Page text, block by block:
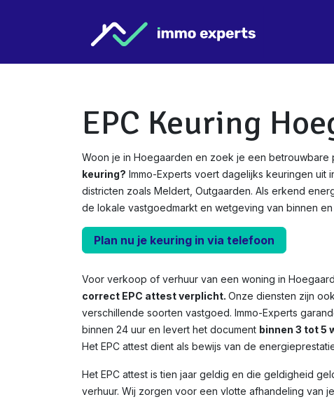
EPC Keuring
Woon je in Hoegaarden en zoek je een betrouwbare
keuring? Immo-Experts voert dagelijks keuringen uit
districten zoals Meldert, Outgaarden. Als erkend
de lokale vastgoedmarkt en wetgeving van binnen en
Plan nu je keuring in via telefoon
Voor verkoop of verhuur van een woning in
correct EPC attest verplicht. Onze diensten zijn
verschillende soorten vastgoed. Immo-Experts
binnen 24 uur en levert het document binnen 3 tot 5
Het EPC attest dient als bewijs van de
Het EPC attest is tien jaar geldig en die geldigheid
verhuur. Wij zorgen voor een vlotte afhandeling van